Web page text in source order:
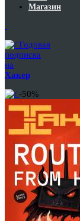
Магазин
Годовая
подписка
на
Хакер
-50%